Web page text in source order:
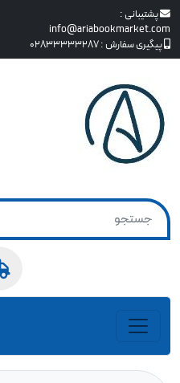
پشتیبانی :
info@ariabookmarket.com
پیگیری سفارش :02833333287